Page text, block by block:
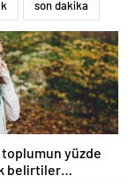
son dakika
toplumun yüzde
belirtiler